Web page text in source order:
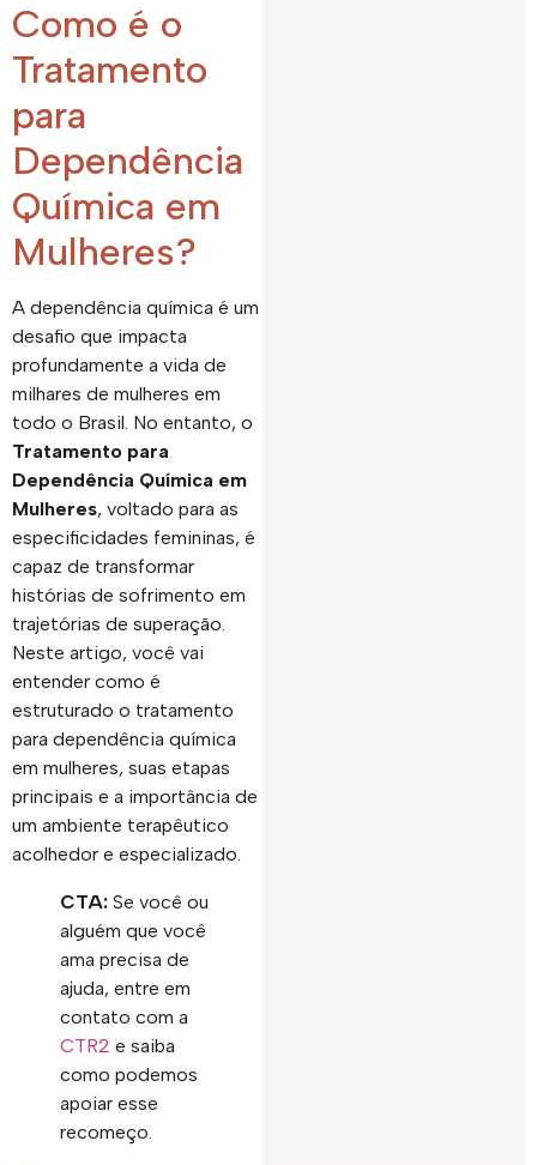
Como é o
Tratamento
para
Dependência
Química em
Mulheres?
A dependência química é um
desafio que impacta
profundamente a vida de
milhares de mulheres em
todo o Brasil. No entanto, o
Tratamento para
Dependência Química em
Mulheres, voltado para as
especificidades femininas, é
capaz de transformar
histórias de sofrimento em
trajetórias de superação.
Neste artigo, você vai
entender como é
estruturado o tratamento
para dependência química
em mulheres, suas etapas
principais e a importância de
um ambiente terapêutico
acolhedor e especializado.
CTA: Se você ou
alguém que você
ama precisa de
ajuda, entre em
contato com a
CTR2 e saiba
como podemos
apoiar esse
recomeço.